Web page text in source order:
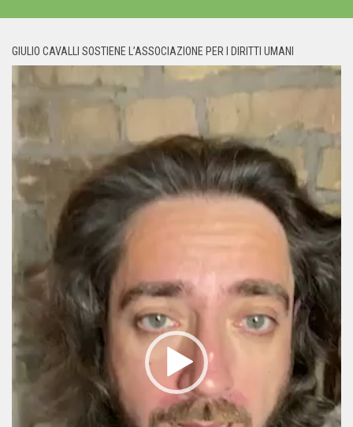
GIULIO CAVALLI SOSTIENE L’ASSOCIAZIONE PER I DIRITTI UMANI